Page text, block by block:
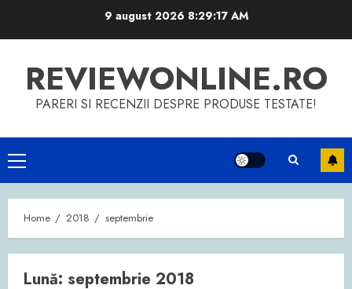
9 august 2026 8:29:17 AM
REVIEWONLINE.RO
PARERI SI RECENZII DESPRE PRODUSE TESTATE!
Primary
Menu
Home 2018 septembrie
Lună: septembrie 2018